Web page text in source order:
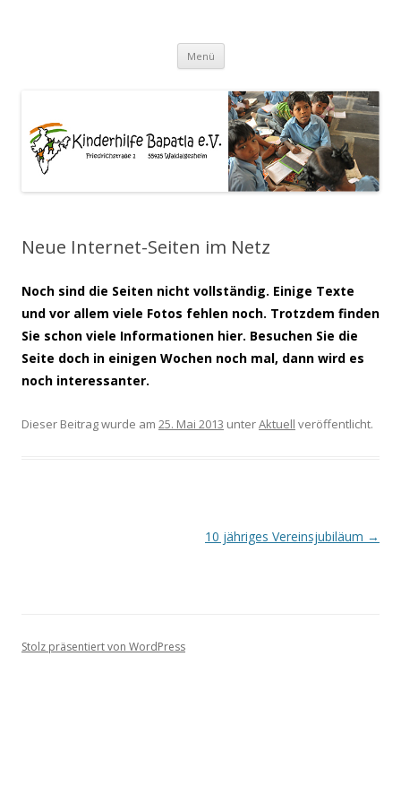
Menü Zum
springen
Neue Internet-Seiten im Netz
Noch sind die Seiten nicht vollständig. Einige Texte
und vor allem viele Fotos fehlen noch. Trotzdem finden
Sie schon viele Informationen hier. Besuchen Sie die
Seite doch in einigen Wochen noch mal, dann wird es
noch interessanter.
Dieser Beitrag wurde am 25. Mai 2013 unterAktuell veröffentlicht.
10 jähriges Vereinsjubiläum →
Stolz präsentiert von WordPress